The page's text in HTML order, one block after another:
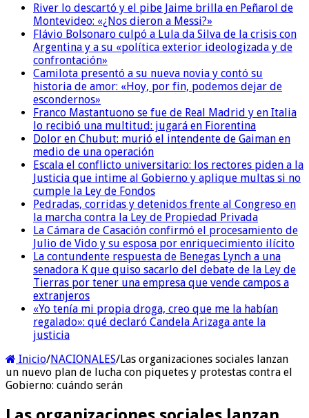
River lo descartó y el pibe Jaime brilla en Peñarol de
Montevideo: «¿Nos dieron a Messi?»
Flávio Bolsonaro culpó a Lula da Silva de la crisis con
Argentina y a su «política exterior ideologizada y de
confrontación»
Camilota presentó a su nueva novia y contó su
historia de amor: «Hoy, por fin, podemos dejar de
escondernos»
Franco Mastantuono se fue de Real Madrid y en Italia
lo recibió una multitud: jugará en Fiorentina
Dolor en Chubut: murió el intendente de Gaiman en
medio de una operación
Escala el conflicto universitario: los rectores piden a la
Justicia que intime al Gobierno y aplique multas si no
cumple la Ley de Fondos
Pedradas, corridas y detenidos frente al Congreso en
la marcha contra la Ley de Propiedad Privada
La Cámara de Casación confirmó el procesamiento de
Julio de Vido y su esposa por enriquecimiento ilícito
La contundente respuesta de Benegas Lynch a una
senadora K que quiso sacarlo del debate de la Ley de
Tierras por tener una empresa que vende campos a
extranjeros
«Yo tenía mi propia droga, creo que me la habían
regalado»: qué declaró Candela Arizaga ante la
justicia
Inicio/NACIONALES/Las organizaciones sociales lanzan
un nuevo plan de lucha con piquetes y protestas contra el
Gobierno: cuándo serán